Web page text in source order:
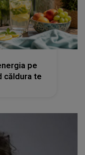
pe
căldura te